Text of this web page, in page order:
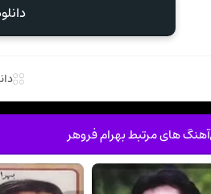
آهنگ های مرتبط بهرام فروهر